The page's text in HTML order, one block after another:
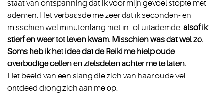
staat van ontspanning dat ik voor mijn gevoel stopte met
ademen. Het verbaasde me zeer dat ik seconden- en
misschien wel minutenlang niet in- of uitademde:alsof ik
stierf en weer tot leven kwam. Misschien was dat wel zo.
Soms heb ik het idee dat de Reiki me hielp oude
overbodige cellen en zielsdelen achter me te laten.
Het beeld van een slang die zich van haar oude vel
ontdeed drong zich aan me op.